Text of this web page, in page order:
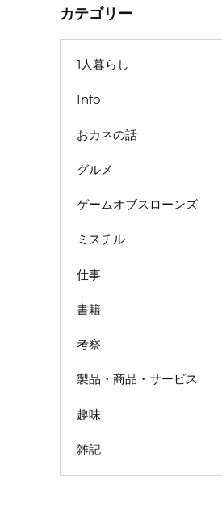
カテゴリー
1人暮らし
Info
おカネの話
グルメ
ゲームオブスローンズ
ミスチル
仕事
書籍
考察
製品・商品・サービス
趣味
雑記